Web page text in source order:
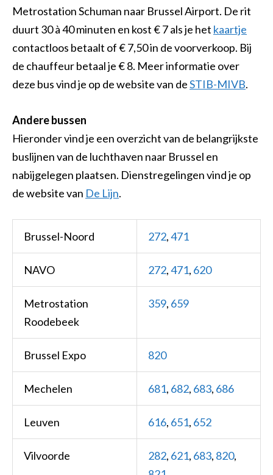
Metrostation Schuman naar Brussel Airport. De rit
duurt 30 à 40 minuten en kost € 7 als je het kaartje
contactloos betaalt of € 7,50 in de voorverkoop. Bij
de chauffeur betaal je € 8. Meer informatie over
deze bus vind je op de website van deSTIB-MIVB.
Andere bussen
Hieronder vind je een overzicht van de belangrijkste
buslijnen van de luchthaven naar Brussel en
nabijgelegen plaatsen. Dienstregelingen vind je op
de website van De Lijn.
Brussel-Noord 272,471
NAVO 272,471, 620
Metrostation
Roodebeek
359, 659
Brussel Expo 820
Mechelen 681, 682, 683, 686
Leuven 616, 651, 652
Vilvoorde 282, 621, 683, 820,